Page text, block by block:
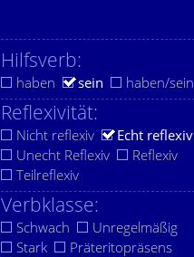
Hilfsverb:
haben sein haben/sein
Reflexivität:
Nicht reflexiv
Echt reflexiv
Unecht Reflexiv
Reflexiv
Teilreflexiv
Verbklasse:
Schwach
Unregelmäßig
Stark
Präteritopräsens